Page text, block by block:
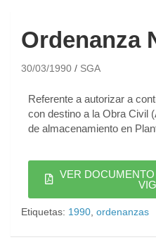
Ordenanza
30/03/1990 SGA
Referente a autorizar a
con destino a la Obra Civil
de almacenamiento en
VER
Etiquetas: 1990 ordenanzas